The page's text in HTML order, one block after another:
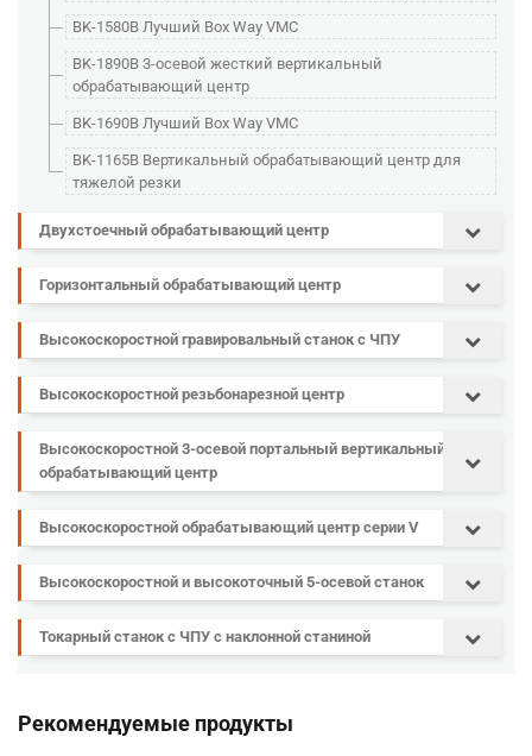
BK-1580B Лучший Box Way VMC
BK-1890B 3-осевой жесткий вертикальный
обрабатывающий центр
BK-1690B Лучший Box Way VMC
BK-1165B Вертикальный обрабатывающий центр для
тяжелой резки
Двухстоечный обрабатывающий центр
Горизонтальный обрабатывающий центр
Высокоскоростной гравировальный станок с ЧПУ
Высокоскоростной резьбонарезной центр
Высокоскоростной 3-осевой портальный вертикальный
обрабатывающий центр
Высокоскоростной обрабатывающий центр серии V
Высокоскоростной и высокоточный 5-осевой станок
Токарный станок с ЧПУ с наклонной станиной
Рекомендуемые продукты